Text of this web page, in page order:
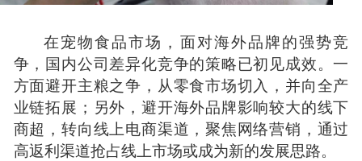
在宠物食品市场，面对海外品牌的强势竞
争，国内公司差异化竞争的策略已初见成效。一
方面避开主粮之争，从零食市场切入，并向全产
业链拓展；另外，避开海外品牌影响较大的线下
商超，转向线上电商渠道，聚焦网络营销，通过
高返利渠道抢占线上市场或成为新的发展思路。